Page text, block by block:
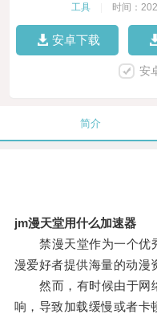
工具 时间：
安卓下载
安
简介
jm漫天堂用什么加速器
禁漫天堂作为一个优
漫爱好者提供海量的动漫
然而，有时候由于网
响，导致加载缓慢或者卡